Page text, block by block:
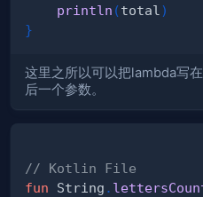
println (total )
}
这里之所以可以把lambda写
后一个参数。
// Kotlin File
fun String .